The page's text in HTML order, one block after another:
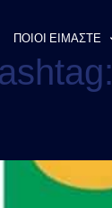
ΠΟΙΟΙ ΕΙΜΑΣΤΕ